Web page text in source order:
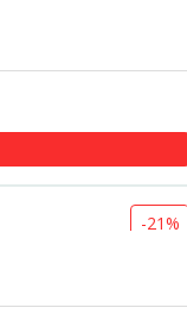
-21%